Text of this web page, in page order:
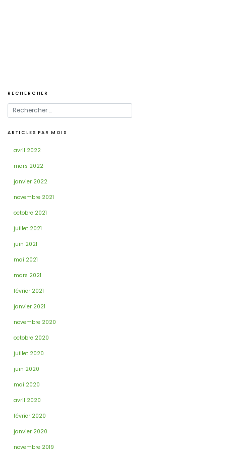
RECHERCHER
ARTICLES PAR MOIS
avril 2022
mars 2022
janvier 2022
novembre 2021
octobre 2021
juillet 2021
juin 2021
mai 2021
mars 2021
février 2021
janvier 2021
novembre 2020
octobre 2020
juillet 2020
juin 2020
mai 2020
avril 2020
février 2020
janvier 2020
novembre 2019